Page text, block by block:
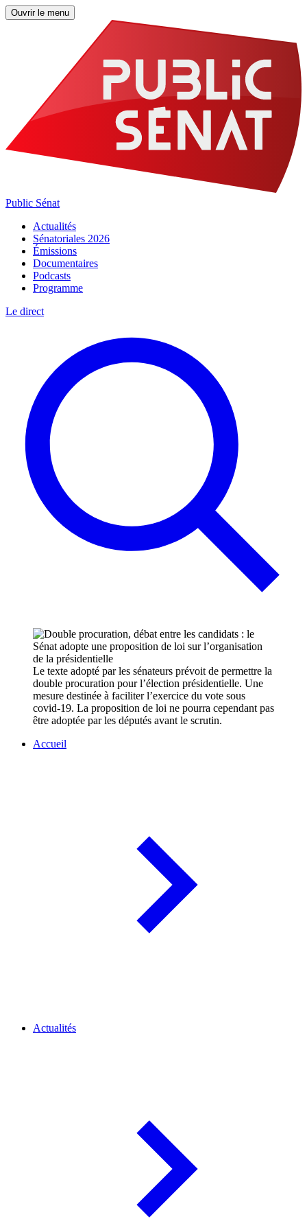
Ouvrir le menu
Public Sénat
Actualités
Sénatoriales 2026
Émissions
Documentaires
Podcasts
Programme
Le direct
Le texte adopté par les sénateurs prévoit de permettre la
double procuration pour l’élection présidentielle. Une
mesure destinée à faciliter l’exercice du vote sous
covid-19. La proposition de loi ne pourra cependant pas
être adoptée par les députés avant le scrutin.
Accueil
Actualités